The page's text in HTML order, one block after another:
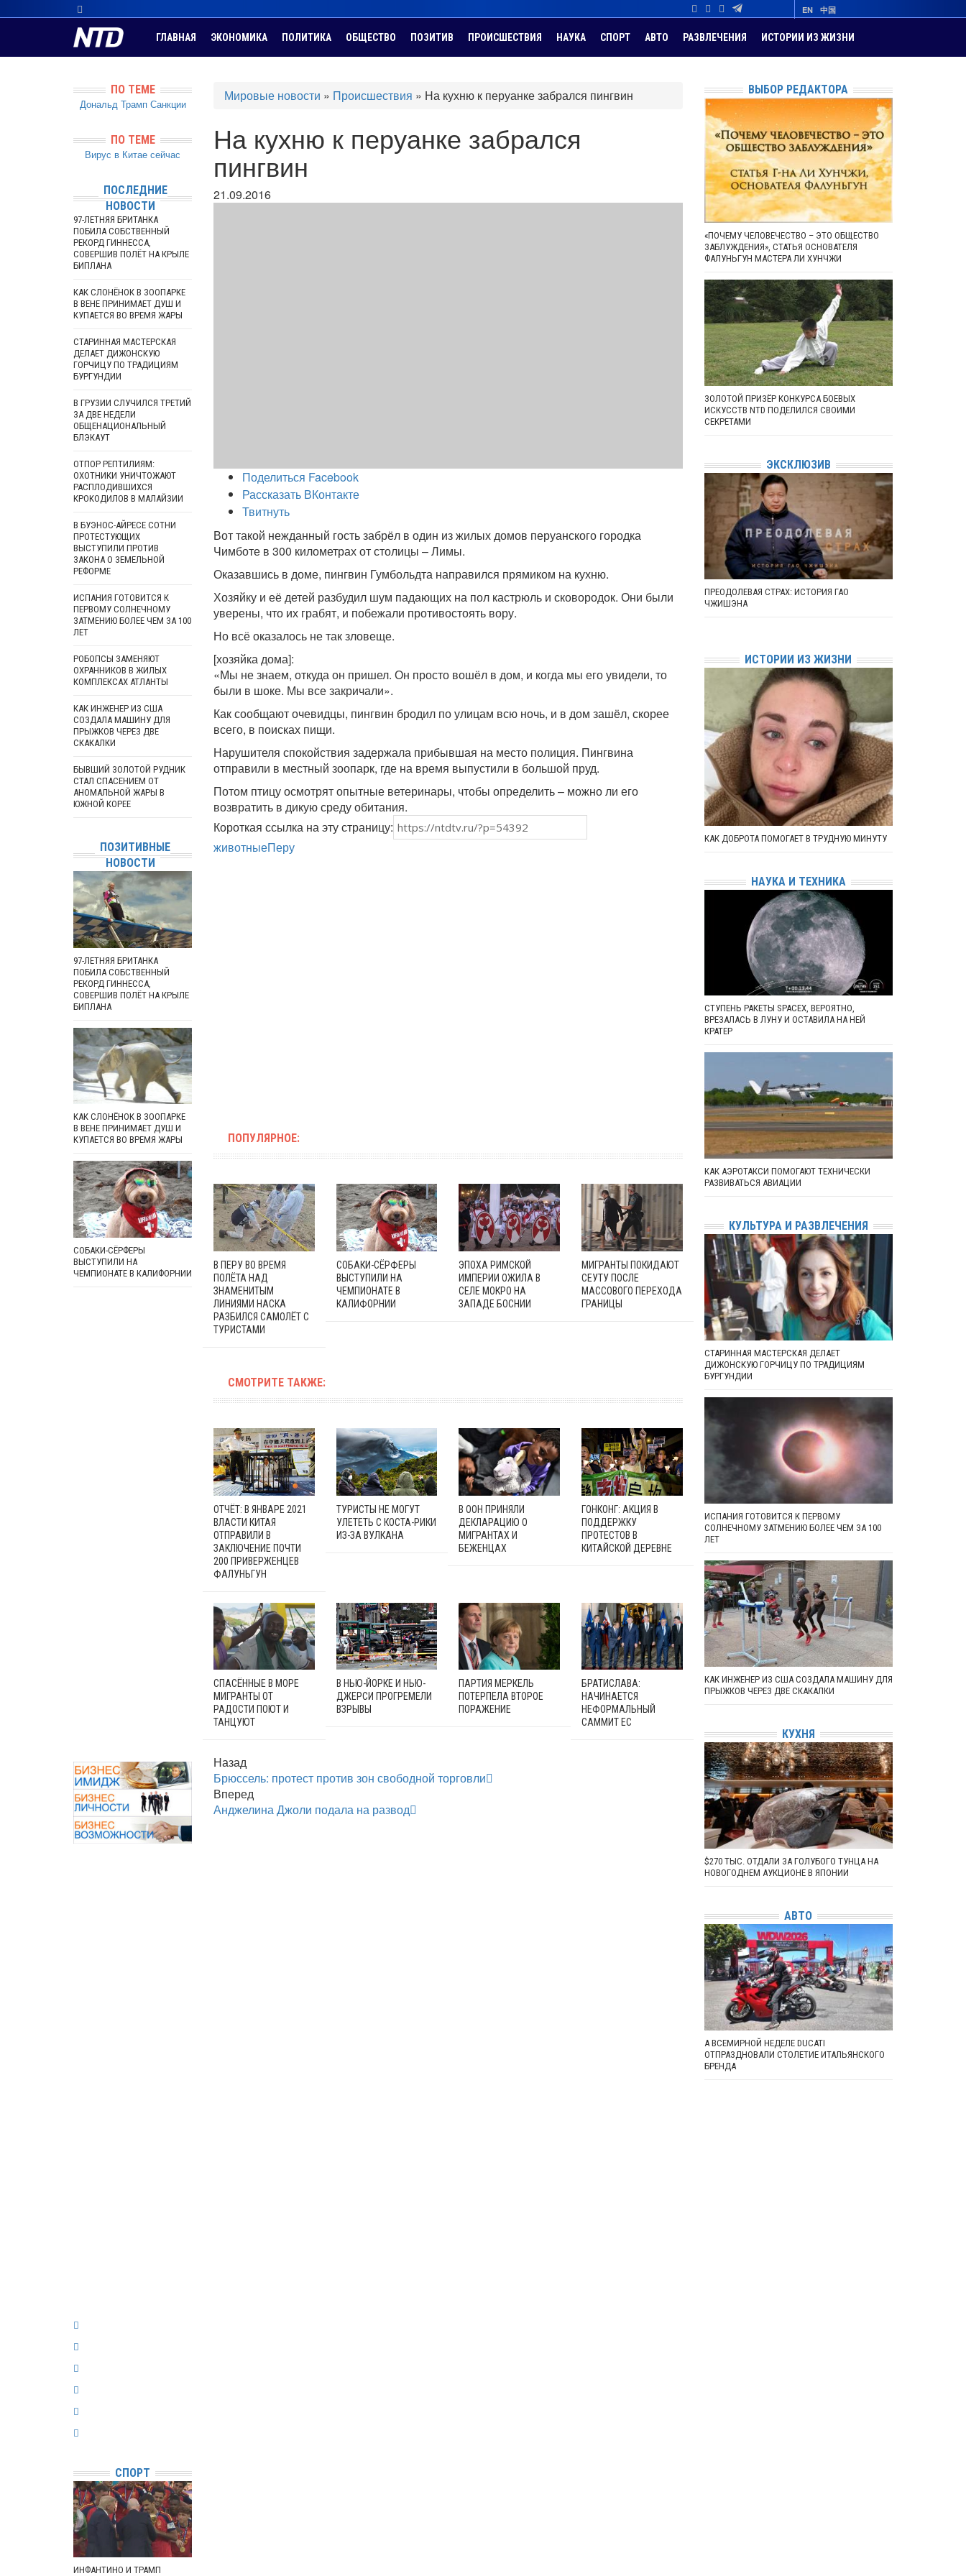
EN 中国
ГЛАВНАЯ ЭКОНОМИКА ПОЛИТИКА ОБЩЕСТВО ПОЗИТИВ ПРОИСШЕСТВИЯ НАУКА СПОРТ АВТО РАЗВЛЕЧЕНИЯ ИСТОРИИ ИЗ ЖИЗНИ
Мировые новости » Происшествия » На кухню к перуанке забрался пингвин
На кухню к перуанке забрался
пингвин
21.09.2016
Поделиться Facebook
Рассказать ВКонтакте
Твитнуть
Вот такой нежданный гость забрёл в один из жилых домов перуанского городка
Чимботе в 300 километрах от столицы – Лимы.
Оказавшись в доме, пингвин Гумбольдта направился прямиком на кухню.
Хозяйку и её детей разбудил шум падающих на пол кастрюль и сковородок. Они были
уверены, что их грабят, и побежали противостоять вору.
Но всё оказалось не так зловеще.
[хозяйка дома]:
«Мы не знаем, откуда он пришел. Он просто вошёл в дом, и когда мы его увидели, то
были в шоке. Мы все закричали».
Как сообщают очевидцы, пингвин бродил по улицам всю ночь, и в дом зашёл, скорее
всего, в поисках пищи.
Нарушителя спокойствия задержала прибывшая на место полиция. Пингвина
отправили в местный зоопарк, где на время выпустили в большой пруд.
Потом птицу осмотрят опытные ветеринары, чтобы определить – можно ли его
возвратить в дикую среду обитания.
Короткая ссылка на эту страницу:
животныеПеру
ПОПУЛЯРНОЕ:
В ПЕРУ ВО ВРЕМЯ
ПОЛЁТА НАД
ЗНАМЕНИТЫМ
ЛИНИЯМИ НАСКА
РАЗБИЛСЯ САМОЛЁТ С
ТУРИСТАМИ
СОБАКИ-СЁРФЕРЫ
ВЫСТУПИЛИ НА
ЧЕМПИОНАТЕ В
КАЛИФОРНИИ
ЭПОХА РИМСКОЙ
ИМПЕРИИ ОЖИЛА В
СЕЛЕ МОКРО НА
ЗАПАДЕ БОСНИИ
МИГРАНТЫ ПОКИДАЮТ
СЕУТУ ПОСЛЕ
МАССОВОГО ПЕРЕХОДА
ГРАНИЦЫ
СМОТРИТЕ ТАКЖЕ:
ОТЧЁТ: В ЯНВАРЕ 2021
ВЛАСТИ КИТАЯ
ОТПРАВИЛИ В
ЗАКЛЮЧЕНИЕ ПОЧТИ
200 ПРИВЕРЖЕНЦЕВ
ФАЛУНЬГУН
ТУРИСТЫ НЕ МОГУТ
УЛЕТЕТЬ С КОСТА-РИКИ
ИЗ-ЗА ВУЛКАНА
В ООН ПРИНЯЛИ
ДЕКЛАРАЦИЮ О
МИГРАНТАХ И
БЕЖЕНЦАХ
ГОНКОНГ: АКЦИЯ В
ПОДДЕРЖКУ
ПРОТЕСТОВ В
КИТАЙСКОЙ ДЕРЕВНЕ
СПАСЁННЫЕ В МОРЕ
МИГРАНТЫ ОТ
РАДОСТИ ПОЮТ И
ТАНЦУЮТ
В НЬЮ-ЙОРКЕ И НЬЮ-
ДЖЕРСИ ПРОГРЕМЕЛИ
ВЗРЫВЫ
ПАРТИЯ МЕРКЕЛЬ
ПОТЕРПЕЛА ВТОРОЕ
ПОРАЖЕНИЕ
БРАТИСЛАВА:
НАЧИНАЕТСЯ
НЕФОРМАЛЬНЫЙ
САММИТ ЕС
Назад
Брюссель: протест против зон свободной торговли
Вперед
Анджелина Джоли подала на развод
ПО ТЕМЕ
Дональд Трамп Санкции
ПО ТЕМЕ
Вирус в Китае сейчас
ПОСЛЕДНИЕ
НОВОСТИ
97-ЛЕТНЯЯ БРИТАНКА
ПОБИЛА СОБСТВЕННЫЙ
РЕКОРД ГИННЕССА,
СОВЕРШИВ ПОЛЁТ НА КРЫЛЕ
БИПЛАНА
КАК СЛОНЁНОК В ЗООПАРКЕ
В ВЕНЕ ПРИНИМАЕТ ДУШ И
КУПАЕТСЯ ВО ВРЕМЯ ЖАРЫ
СТАРИННАЯ МАСТЕРСКАЯ
ДЕЛАЕТ ДИЖОНСКУЮ
ГОРЧИЦУ ПО ТРАДИЦИЯМ
БУРГУНДИИ
В ГРУЗИИ СЛУЧИЛСЯ ТРЕТИЙ
ЗА ДВЕ НЕДЕЛИ
ОБЩЕНАЦИОНАЛЬНЫЙ
БЛЭКАУТ
ОТПОР РЕПТИЛИЯМ:
ОХОТНИКИ УНИЧТОЖАЮТ
РАСПЛОДИВШИХСЯ
КРОКОДИЛОВ В МАЛАЙЗИИ
В БУЭНОС-АЙРЕСЕ СОТНИ
ПРОТЕСТУЮЩИХ
ВЫСТУПИЛИ ПРОТИВ
ЗАКОНА О ЗЕМЕЛЬНОЙ
РЕФОРМЕ
ИСПАНИЯ ГОТОВИТСЯ К
ПЕРВОМУ СОЛНЕЧНОМУ
ЗАТМЕНИЮ БОЛЕЕ ЧЕМ ЗА 100
ЛЕТ
РОБОПСЫ ЗАМЕНЯЮТ
ОХРАННИКОВ В ЖИЛЫХ
КОМПЛЕКСАХ АТЛАНТЫ
КАК ИНЖЕНЕР ИЗ США
СОЗДАЛА МАШИНУ ДЛЯ
ПРЫЖКОВ ЧЕРЕЗ ДВЕ
СКАКАЛКИ
БЫВШИЙ ЗОЛОТОЙ РУДНИК
СТАЛ СПАСЕНИЕМ ОТ
АНОМАЛЬНОЙ ЖАРЫ В
ЮЖНОЙ КОРЕЕ
ПОЗИТИВНЫЕ
НОВОСТИ
97-ЛЕТНЯЯ БРИТАНКА
ПОБИЛА СОБСТВЕННЫЙ
РЕКОРД ГИННЕССА,
СОВЕРШИВ ПОЛЁТ НА КРЫЛЕ
БИПЛАНА
КАК СЛОНЁНОК В ЗООПАРКЕ
В ВЕНЕ ПРИНИМАЕТ ДУШ И
КУПАЕТСЯ ВО ВРЕМЯ ЖАРЫ
СОБАКИ-СЁРФЕРЫ
ВЫСТУПИЛИ НА
ЧЕМПИОНАТЕ В КАЛИФОРНИИ
СПОРТ
ИНФАНТИНО И ТРАМП
ВЫБОР РЕДАКТОРА
«ПОЧЕМУ ЧЕЛОВЕЧЕСТВО – ЭТО ОБЩЕСТВО
ЗАБЛУЖДЕНИЯ», СТАТЬЯ ОСНОВАТЕЛЯ
ФАЛУНЬГУН МАСТЕРА ЛИ ХУНЧЖИ
ЗОЛОТОЙ ПРИЗЁР КОНКУРСА БОЕВЫХ
ИСКУССТВ NTD ПОДЕЛИЛСЯ СВОИМИ
СЕКРЕТАМИ
ЭКСКЛЮЗИВ
ПРЕОДОЛЕВАЯ СТРАХ: ИСТОРИЯ ГАО
ЧЖИШЭНА
ИСТОРИИ ИЗ ЖИЗНИ
КАК ДОБРОТА ПОМОГАЕТ В ТРУДНУЮ МИНУТУ
НАУКА И ТЕХНИКА
СТУПЕНЬ РАКЕТЫ SPACEX, ВЕРОЯТНО,
ВРЕЗАЛАСЬ В ЛУНУ И ОСТАВИЛА НА НЕЙ
КРАТЕР
КАК АЭРОТАКСИ ПОМОГАЮТ ТЕХНИЧЕСКИ
РАЗВИВАТЬСЯ АВИАЦИИ
КУЛЬТУРА И РАЗВЛЕЧЕНИЯ
СТАРИННАЯ МАСТЕРСКАЯ ДЕЛАЕТ
ДИЖОНСКУЮ ГОРЧИЦУ ПО ТРАДИЦИЯМ
БУРГУНДИИ
ИСПАНИЯ ГОТОВИТСЯ К ПЕРВОМУ
СОЛНЕЧНОМУ ЗАТМЕНИЮ БОЛЕЕ ЧЕМ ЗА 100
ЛЕТ
КАК ИНЖЕНЕР ИЗ США СОЗДАЛА МАШИНУ ДЛЯ
ПРЫЖКОВ ЧЕРЕЗ ДВЕ СКАКАЛКИ
КУХНЯ
$270 ТЫС. ОТДАЛИ ЗА ГОЛУБОГО ТУНЦА НА
НОВОГОДНЕМ АУКЦИОНЕ В ЯПОНИИ
АВТО
А ВСЕМИРНОЙ НЕДЕЛЕ DUCATI
ОТПРАЗДНОВАЛИ СТОЛЕТИЕ ИТАЛЬЯНСКОГО
БРЕНДА